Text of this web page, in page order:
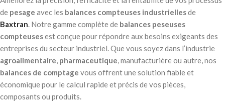
de pesage avec les balances compteuses industriellesde
Baxtran. Notre gamme complète de balances peseuses
compteusesest conçue pour répondre aux besoins exigeants des
entreprises du secteur industriel. Que vous soyez dans l’industrie
agroalimentaire, pharmaceutique, manufacturière ou autre, nos
balances de comptage vous offrent une solution fiable et
économique pour le calcul rapide et précis de vos pièces,
composants ou produits.